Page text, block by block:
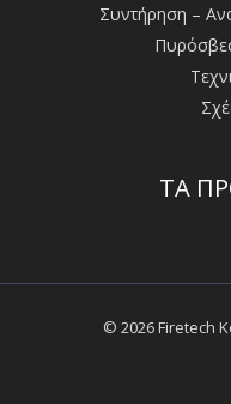
Συντήρηση –
ΤΑ
© 2026 Firetech